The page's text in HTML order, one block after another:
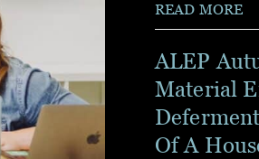
READ MORE
ALEP
Material
Of A